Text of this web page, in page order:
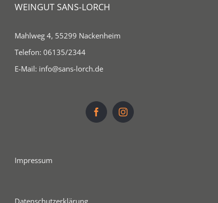
WEINGUT SANS-LORCH
Mahlweg 4, 55299 Nackenheim
Telefon: 06135/2344
E-Mail: info@sans-lorch.de
Impressum
Datenschutzerklärung